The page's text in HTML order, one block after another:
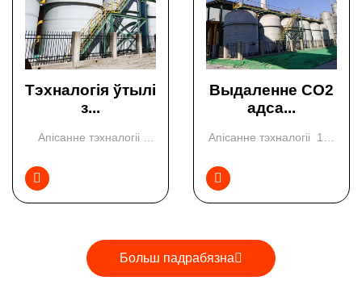
Тэхналогія ўтылі
з...
Апісанне тэхналогіі

Выдаленне СО2
адса...
Апісанне тэхналогіі 1、

Больш падрабязна